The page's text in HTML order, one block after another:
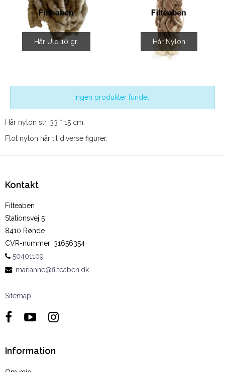
Hår Uld 10 gr. Hår Nylon
Ingen produkter fundet.
Hår nylon str. 33 * 15 cm.
Flot nylon hår til diverse figurer.
Kontakt
Filteaben
Stationsvej 5
8410 Rønde
CVR-nummer: 31656354
50401109
: marianne@filteaben.dk
Sitemap
Information